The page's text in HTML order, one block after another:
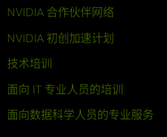
NVIDIA 合作伙伴网络
NVIDIA 初创加速计划
技术培训
面向 IT 专业人员的培训
面向数据科学人员的专业服务